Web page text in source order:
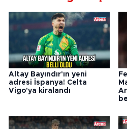
Altay Bayındır'ın yeni
adresi İspanya! Celta
Vigo'ya kiralandı